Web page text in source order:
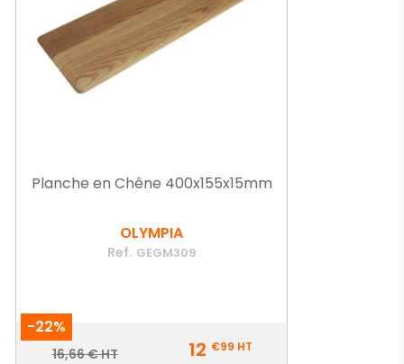
Planche en Chêne 400x155x15mm
OLYMPIA
Ref. GEGM309
-22%
Prix
Prix
16,66 € HT 12 €99 HT